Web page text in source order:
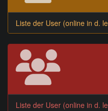
Liste der User (online in d.
Liste der User (online in d.